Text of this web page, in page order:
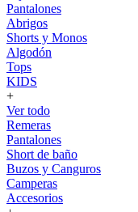
Pantalones
Abrigos
Shorts y Monos
Algodón
Tops
KIDS
+
Ver todo
Remeras
Pantalones
Short de baño
Buzos y Canguros
Camperas
Accesorios